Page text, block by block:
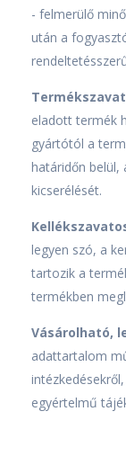
- felmerülő
után a
eladott termék
gyártótól a
határidőn belül,
kicserélését.
legyen szó, a
tartozik a
termékben
Vásárolható,
adattartalom
egyértelmű